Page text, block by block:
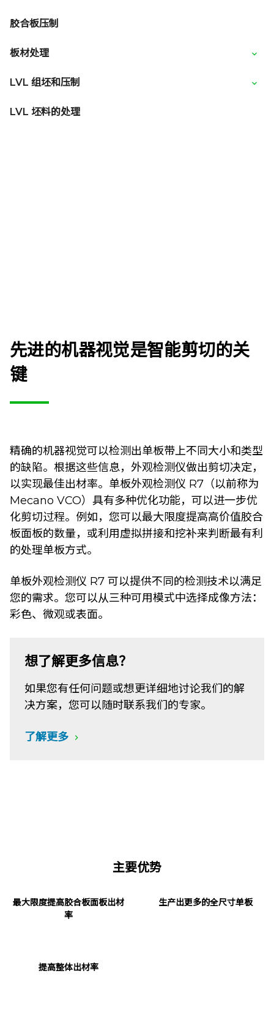
胶合板压制
板材处理
LVL 组坯和压制
LVL 坯料的处理
先进的机器视觉是智能剪切的关
键
精确的机器视觉可以检测出单板带上不同大小和类型
的缺陷。根据这些信息，外观检测仪做出剪切决定，
以实现最佳出材率。单板外观检测仪 R7（以前称为
Mecano VCO）具有多种优化功能，可以进一步优
化剪切过程。例如，您可以最大限度提高高价值胶合
板面板的数量，或利用虚拟拼接和挖补来判断最有利
的处理单板方式。
单板外观检测仪 R7 可以提供不同的检测技术以满足
您的需求。您可以从三种可用模式中选择成像方法：
彩色、微观或表面。
想了解更多信息？
如果您有任何问题或想更详细地讨论我们的解
决方案，您可以随时联系我们的专家。
了解更多
主要优势
最大限度提高胶合板面板出材
率
生产出更多的全尺寸单板
提高整体出材率